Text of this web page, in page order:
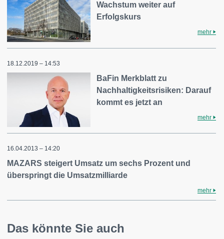
Wachstum weiter auf
Erfolgskurs
mehr
18.12.2019 – 14:53
BaFin Merkblatt zu
Nachhaltigkeitsrisiken: Darauf
kommt es jetzt an
mehr
16.04.2013 – 14:20
MAZARS steigert Umsatz um sechs Prozent und
überspringt die Umsatzmilliarde
mehr
Das könnte Sie auch